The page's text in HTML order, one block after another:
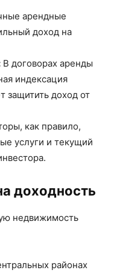
арендные
доход на
В договорах аренды
индексация
защитить доход от
как правило,
услуги и текущий
доходность
недвижимость
районах